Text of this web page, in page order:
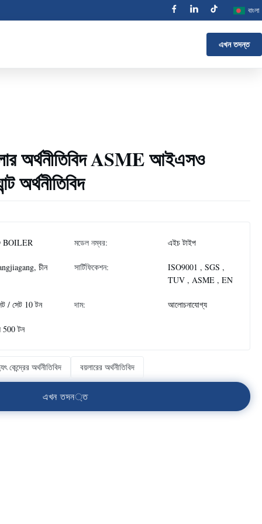
বাংলা
এখন তদন্ত
অর্থনীতিবিদ ASME আইএসও
অর্থনীতিবিদ
BOILER মডেল নম্বর: এইচ টাইপ
চীন সার্টিফিকেশন:
ISO9001 , SGS ,
TUV , ASME , EN
/ সেট 10 টন দাম: আলোচনাযোগ্য
500 টন
কেন্দ্রের অর্থনীতিবিদ বয়লারের অর্থনীতিবিদ
এখন তদন্ত